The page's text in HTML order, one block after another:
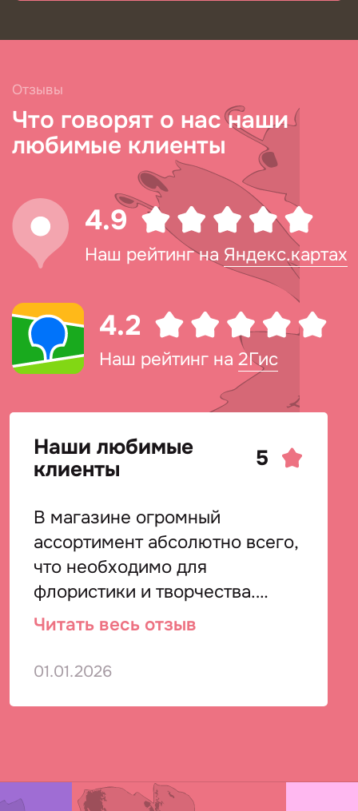
Отзывы
Что говорят о нас наши
любимые клиенты
4.9
Наш рейтинг на Яндекс.картах
4.2
Наш рейтинг на2Гис
Наши любимые
клиенты
5
В магазине огромный
ассортимент абсолютно всего,
что необходимо для
флористики и творчества.
Работаем с Декофлорой много
розницы и для опта. Очень
Читать весь отзыв
01.01.2026